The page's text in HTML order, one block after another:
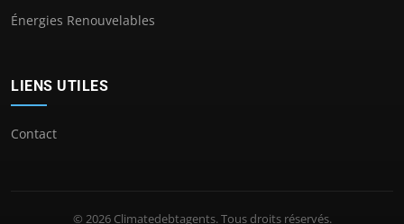
Énergies Renouvelables
LIENS UTILES
Contact
© 2026 Climatedebtagents. Tous droits réservés.